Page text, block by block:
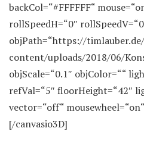
backCol=“#FFFFFF“
rollSpeedH=“0″
objPath=“https://
content/uploads/2018/06/
objScale=“0.1″ objColor=““
refVal=“5″ floorHeight=“42″
vector=“off“
[/canvasio3D]